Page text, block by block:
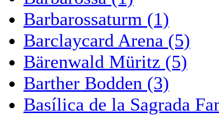
Barbarossaturm (1)
Barclaycard Arena (5)
Bärenwald Müritz (5)
Barther Bodden (3)
Basílica de la Sagrada